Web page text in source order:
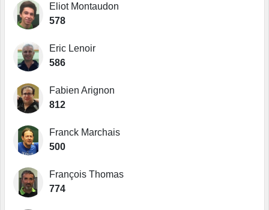
Eliot Montaudon
578
Eric Lenoir
586
Fabien Arignon
812
Franck Marchais
500
François Thomas
774